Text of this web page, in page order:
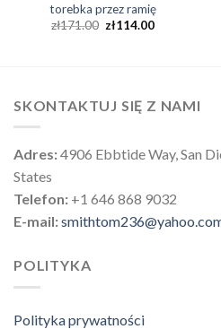
torebka przez ramię
zł171.00 zł114.00
SKONTAKTUJ SIĘ Z NAMI
Adres:4906 Ebbtide Way, San
States
Telefon: +1 646 868 9032
E-mail:
POLITYKA
Polityka prywatności